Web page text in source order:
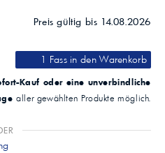
Preis gültig bis 14.08.2026
1 Fassin den Warenkorb
Kauf oder eine unverbindliche
aller gewählten Produkte möglich.